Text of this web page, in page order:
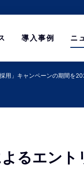
導入事例 ニ
用」キャンペーンの期間を
るエント